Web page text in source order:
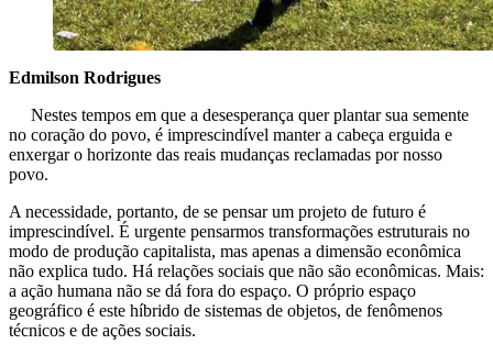
Edmilson Rodrigues
Nestes tempos em que a desesperança quer plantar sua semente
no coração do povo, é imprescindível manter a cabeça erguida e
enxergar o horizonte das reais mudanças reclamadas por nosso
povo.
A necessidade, portanto, de se pensar um projeto de futuro é
imprescindível. É urgente pensarmos transformações estruturais no
modo de produção capitalista, mas apenas a dimensão econômica
não explica tudo. Há relações sociais que não são econômicas. Mais:
a ação humana não se dá fora do espaço. O próprio espaço
geográfico é este híbrido de sistemas de objetos, de fenômenos
técnicos e de ações sociais.